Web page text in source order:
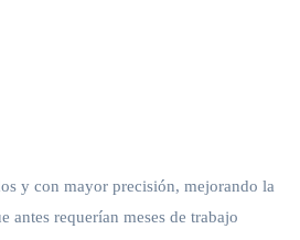
y con mayor precisión, mejorando la
antes requerían meses de trabajo